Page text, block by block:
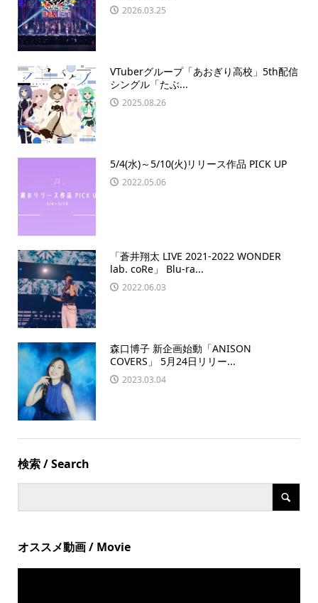
2026.03.25
VTuberグループ「あおぎり高校」5th配信
シングル「たぶ...
2025.08.26
5/4(水)～5/10(火)リリース作品 PICK UP
2022.05.06
「蒼井翔太 LIVE 2021-2022 WONDER
lab. coRe」 Blu-ra...
2022.06.03
森口博子 新企画始動「ANISON
COVERS」 5月24日リリー...
2023.03.04
検索 / Search
オススメ動画 / Movie